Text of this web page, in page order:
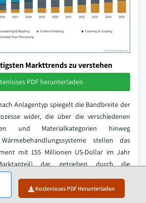
Kostenloses PDF Herunterladen
Markttrends zu verstehen
PDF herunterladen
Anlagentyp spiegelt die Bandbreite der
wider, die über die verschiedenen
und Materialkategorien hinweg
stellen das
mit 155 Millionen US-Dollar im Jahr
dar, getrieben durch die
und HIP-Anforderungen für
in den Bereichen Luft- und Raumfahrt,
Bei Produktionsmaßstäben